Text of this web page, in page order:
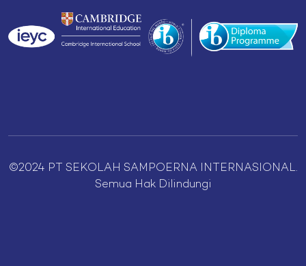
©2024 PT SEKOLAH SAMPOERNA INTERNASIONAL.
Semua Hak Dilindungi